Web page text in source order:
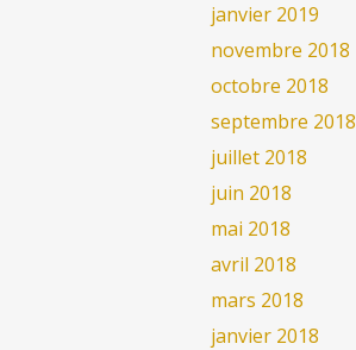
janvier 2019
novembre 2018
octobre 2018
septembre 2018
juillet 2018
juin 2018
mai 2018
avril 2018
mars 2018
janvier 2018